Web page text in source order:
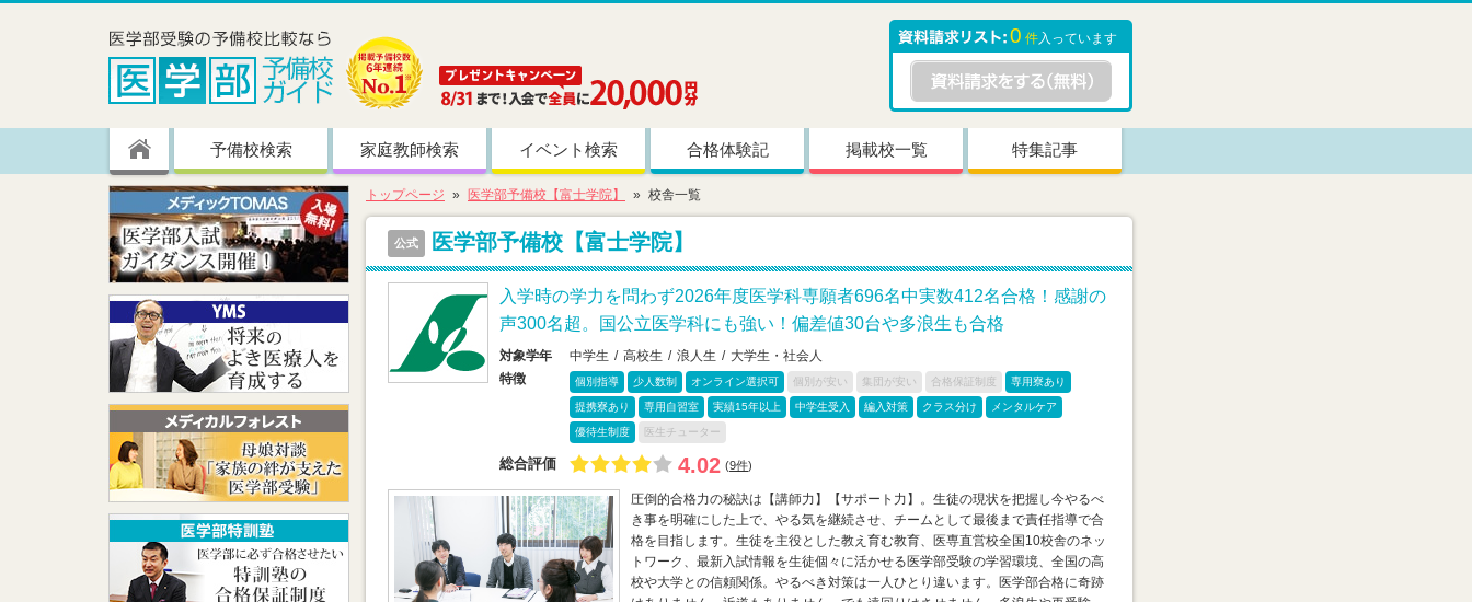
0 件入っています
予備校検索 家庭教師検索 イベント検索 合格体験記 掲載校一覧 特集記事
トップページ 医学部予備校【富士学院】 校舎一覧
公式 医学部予備校【富士学院】
入学時の学力を問わず2026年度医学科専願者696名中実数412名合格！感謝の
声300名超。国公立医学科にも強い！偏差値30台や多浪生も合格
対象学年 中学生 高校生 浪人生
大学生・社会人
特徴
個別指導 少人数制 オンライン選択可 個別が安い 集団が安い 合格保証制度 専用寮あり
提携寮あり 専用自習室 実績15年以上 中学生受入 編入対策 クラス分け メンタルケア
優待生制度 医生チューター
総合評価 4.02 (9件)
圧倒的合格力の秘訣は【講師力】【サポート力】。生徒の現状を把握し今やるべ
き事を明確にした上で、やる気を継続させ、チームとして最後まで責任指導で合
格を目指します。生徒を主役とした教え育む教育、医専直営校全国10校舎のネッ
トワーク、最新入試情報を生徒個々に活かせる医学部受験の学習環境、全国の高
校や大学との信頼関係。やるべき対策は一人ひとり違います。医学部合格に奇跡